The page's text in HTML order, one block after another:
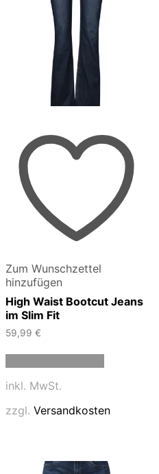
Zum Wunschzettel
hinzufügen
High Waist Bootcut Jeans
im Slim Fit
59,99 €
auf.
können
inkl. MwSt.
zzgl. Versandkosten